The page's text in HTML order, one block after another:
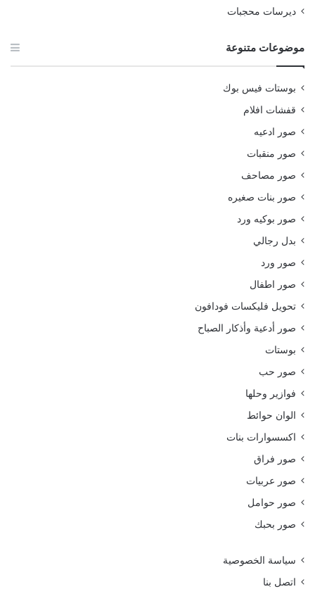
ديرسات محجبات
موضوعات متنوعة
بوستات فيس بوك
قفشات افلام
صور ادعيه
صور منقبات
صور مصاحف
صور بنات صغيره
صور بوكيه ورد
بدل رجالي
صور ورد
صور اطفال
تحويل فليكسات فودافون
صور أدعية وأذكار الصباح
بوستات
صور حب
فوازير وحلها
الوان حوائط
اكسسوارات بنات
صور فراق
صور عربيات
صور حوامل
صور بحبك
سياسة الخصوصية
اتصل بنا